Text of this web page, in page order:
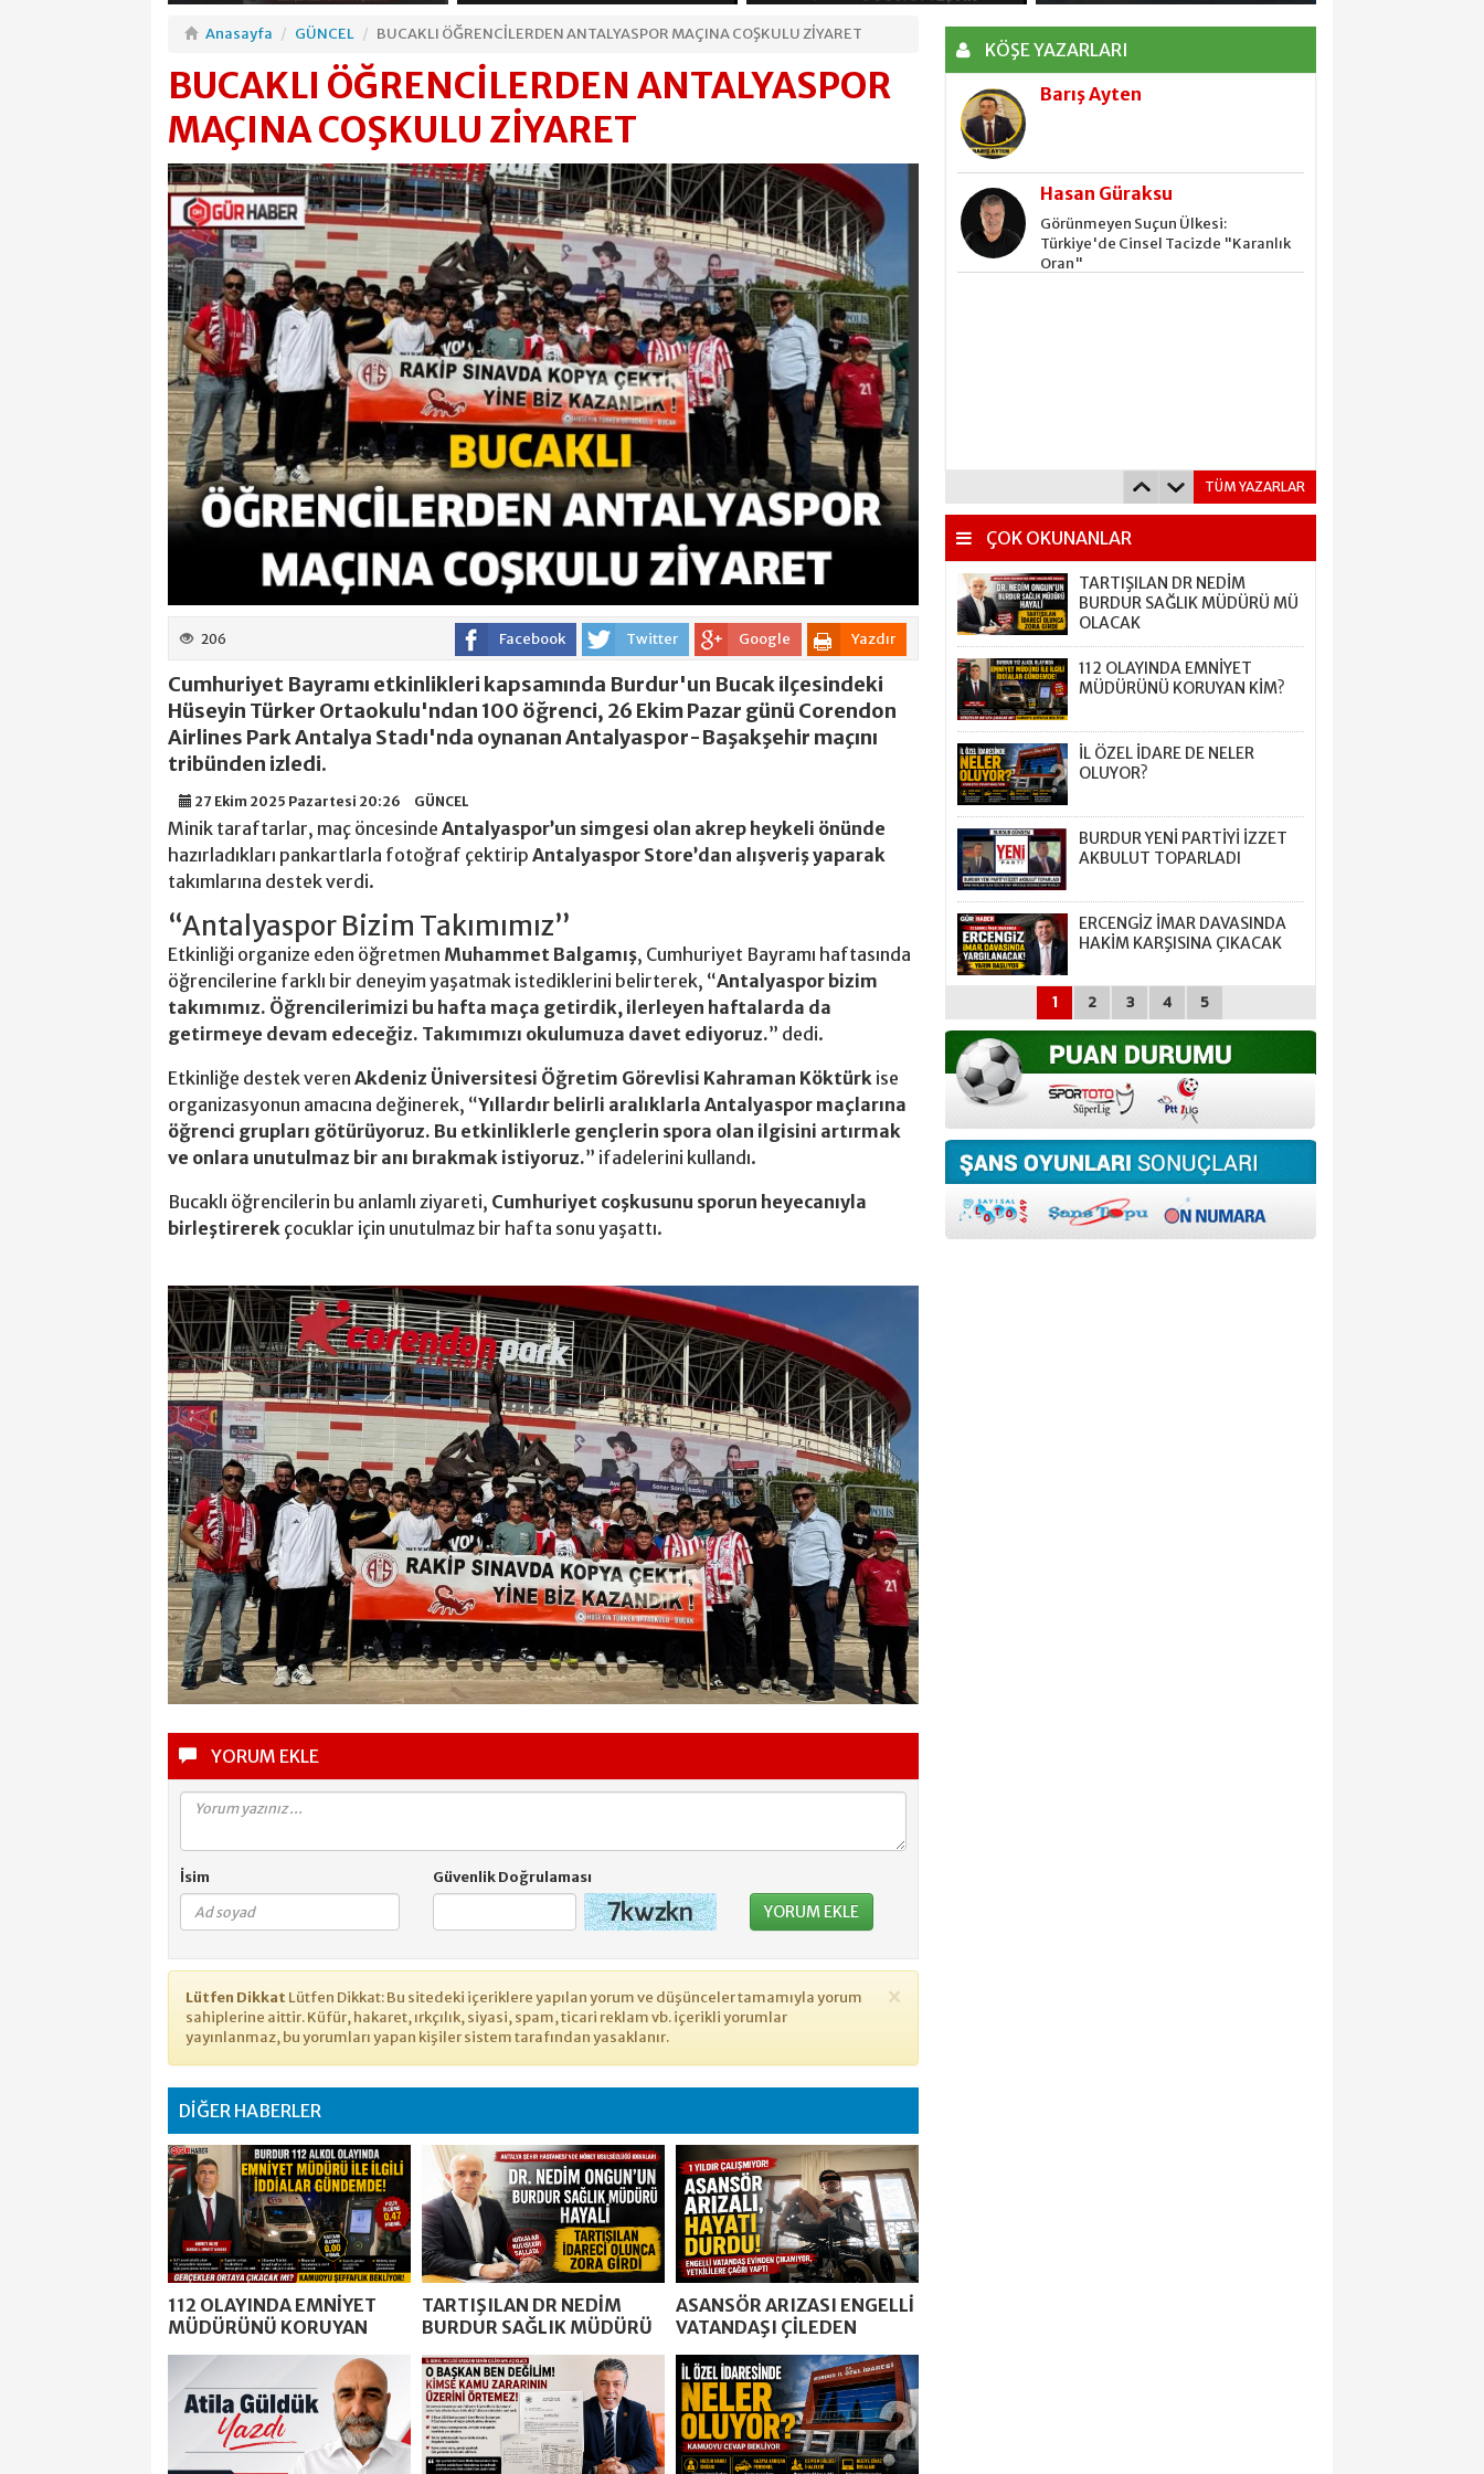
112 OLAYINDA EMNİYET MÜDÜRÜNÜ KORUYAN KİM?
Anasayfa GÜNCEL BUCAKLI ÖĞRENCİLERDEN ANTALYASPOR MAÇINA COŞKULU ZİYARET
BUCAKLI ÖĞRENCİLERDEN ANTALYASPOR
MAÇINA COŞKULU ZİYARET
206 Facebook Twitter Google Yazdır
Cumhuriyet Bayramı etkinlikleri kapsamında Burdur'un Bucak ilçesindeki
Hüseyin Türker Ortaokulu'ndan 100 öğrenci, 26 Ekim Pazar günü Corendon
Airlines Park Antalya Stadı'nda oynanan Antalyaspor-Başakşehir maçını
tribünden izledi.
27 Ekim 2025 Pazartesi 20:26 GÜNCEL
Minik taraftarlar, maç öncesinde Antalyaspor’un simgesi olan akrep heykeli önünde
hazırladıkları pankartlarla fotoğraf çektirip Antalyaspor Store’dan alışveriş yaparak
takımlarına destek verdi.
“Antalyaspor Bizim Takımımız”
Etkinliği organize eden öğretmen Muhammet Balgamış, Cumhuriyet Bayramı haftasında
öğrencilerine farklı bir deneyim yaşatmak istediklerini belirterek, “Antalyaspor bizim
takımımız. Öğrencilerimizi bu hafta maça getirdik, ilerleyen haftalarda da
getirmeye devam edeceğiz. Takımımızı okulumuza davet ediyoruz.” dedi.
Etkinliğe destek veren Akdeniz Üniversitesi Öğretim Görevlisi Kahraman Köktürk ise
organizasyonun amacına değinerek, “Yıllardır belirli aralıklarla Antalyaspor maçlarına
öğrenci grupları götürüyoruz. Bu etkinliklerle gençlerin spora olan ilgisini artırmak
ve onlara unutulmaz bir anı bırakmak istiyoruz.” ifadelerini kullandı.
Bucaklı öğrencilerin bu anlamlı ziyareti, Cumhuriyet coşkusunu sporun heyecanıyla
birleştirerek çocuklar için unutulmaz bir hafta sonu yaşattı.
YORUM EKLE
İsim Güvenlik Doğrulaması
YORUM EKLE
×
Lütfen Dikkat Lütfen Dikkat: Bu sitedeki içeriklere yapılan yorum ve düşünceler tamamıyla yorum
sahiplerine aittir. Küfür, hakaret, ırkçılık, siyasi, spam, ticari reklam vb. içerikli yorumlar
yayınlanmaz, bu yorumları yapan kişiler sistem tarafından yasaklanır.
DİĞER HABERLER
112 OLAYINDA EMNİYET
MÜDÜRÜNÜ KORUYAN
TARTIŞILAN DR NEDİM
BURDUR SAĞLIK MÜDÜRÜ
ASANSÖR ARIZASI ENGELLİ
VATANDAŞI ÇİLEDEN
KÖŞE YAZARLARI
Barış Ayten
Görünmeyen Suçun Ülkesi:
Türkiye'de Cinsel Tacizde "Karanlık
Oran"
Barış Ayten
TÜM YAZARLAR
ÇOK OKUNANLAR
TARTIŞILAN DR NEDİM
BURDUR SAĞLIK MÜDÜRÜ MÜ
OLACAK
112 OLAYINDA EMNİYET
MÜDÜRÜNÜ KORUYAN KİM?
İL ÖZEL İDARE DE NELER
OLUYOR?
BURDUR YENİ PARTİYİ İZZET
AKBULUT TOPARLADI
ERCENGİZ İMAR DAVASINDA
HAKİM KARŞISINA ÇIKACAK
1 2 3 4 5